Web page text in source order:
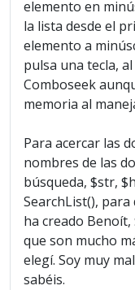
elemento en
la lista desde el
elemento a
pulsa una tecla,
Comboseek
memoria al
Para acercar las
nombres de las
búsqueda, $str,
SearchList(),
ha creado Benoít,
que son mucho
elegí. Soy muy
sabéis.